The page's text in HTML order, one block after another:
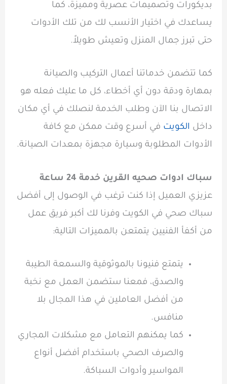
بديكورات وتصميمات عصرية ومميزة، كما
يساعدك في اختيار الأنسب لك من تلك الأدوات
حتى تبرز جمال المنزل وتعيش طويلاً.
كما تتضمن خدماتنا أعمال التركيب والصيانة
بمهارة ودقة دون أي أخطاء، كل ما عليك فعله هو
الاتصال بنا الآن وطلب الخدمة لنصلك في أي مكان
داخل الكويت في أسرع وقت ممكن مع كافة
الأدوات المطلوبة وسيارة مجهزة بمعدات الصيانة.
سباك ادوات صحيه القرين خدمة 24 ساعة
عزيزي العميل إذا كنت ترغب في الوصول إلى أفضل
سباك صحي في الكويت وفرنا لك أكبر فريق عمل
من أكفأ الفنيين يتمتعن بالمميزات التالية:
يتمتع فنيونا بالموثوقية والسمعة الطيبة
والصدق، فمعنا ستضمن العمل مع نخبة
من أفضل العاملين في هذا المجال بلا
منافس.
كما يمكنهم التعامل مع مشكلات المجاري
والصرف الصحي باستخدام أفضل أنواع
المواسير وأدوات السباكة.